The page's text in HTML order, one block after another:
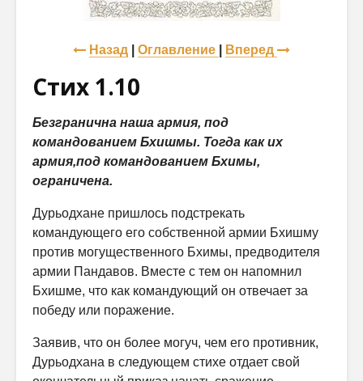
Назад Оглавление Вперед
Стих 1.10
Безгранична наша армия, под
командованием Бхишмы. Тогда как их
армия,под командованием Бхимы,
ограничена.
Дурьодхане пришлось подстрекать
командующего его собственной ар­мии Бхишму
против могущественного Бхимы, предводителя
армии Пандавов. Вместе с тем он напомнил
Бхишме, что как командующий он отвечает за
победу или поражение.
Заявив, что он более могуч, чем его противник,
Дурьодхана в следу­ющем стихе отдает свой